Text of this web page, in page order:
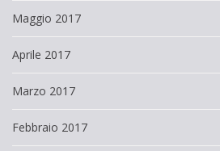
Maggio 2017
Aprile 2017
Marzo 2017
Febbraio 2017